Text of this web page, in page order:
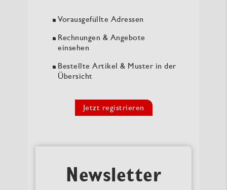
Newsletter
Vorausgefüllte Adressen
Rechnungen & Angebote
einsehen
Bestellte Artikel & Muster in der
Übersicht
Jetzt registrieren